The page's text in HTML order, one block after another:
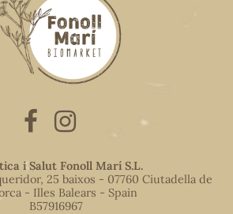
i Salut Fonoll Marí S.L.
25 baixos - 07760 Ciutadella de
- Illes Balears - Spain
B57916967